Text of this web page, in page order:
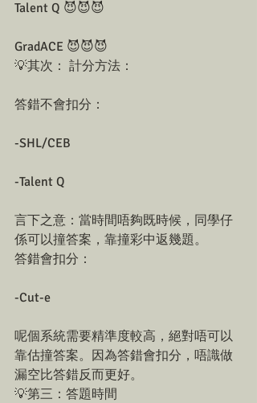
Talent Q 😈😈😈
GradACE 😈😈😈
💡其次： 計分方法：
答錯不會扣分：
-SHL/CEB
-Talent Q
言下之意：當時間唔夠既時候，同學仔
係可以撞答案，靠撞彩中返幾題。
答錯會扣分：
-Cut-e
呢個系統需要精準度較高，絕對唔可以
靠估撞答案。因為答錯會扣分，唔識做
漏空比答錯反而更好。
💡第三：答題時間